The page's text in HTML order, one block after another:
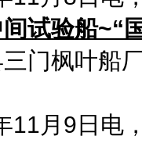
试验船~“
门枫叶船
月9日电，